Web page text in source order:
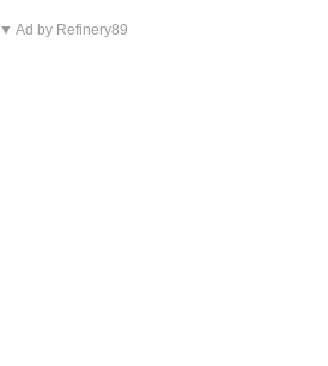
▼ Ad by Refinery89